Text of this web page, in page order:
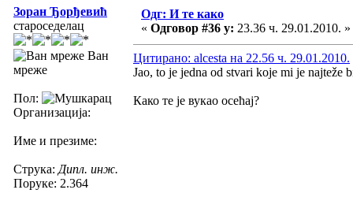
Зоран Ђорђевић
староседелац
Ван
мреже
Пол:
Организација:
Име и презиме:
Струка: Дипл. инж.
Поруке: 2.364
Одг: И те како
« Одговор #36 у: 23.36 ч. 29.01.2010. »
Цитирано: alcesta на 22.56 ч. 29.01.2010.
Jao, to je jedna od stvari koje mi je najteže
Како те је вукао осећај?